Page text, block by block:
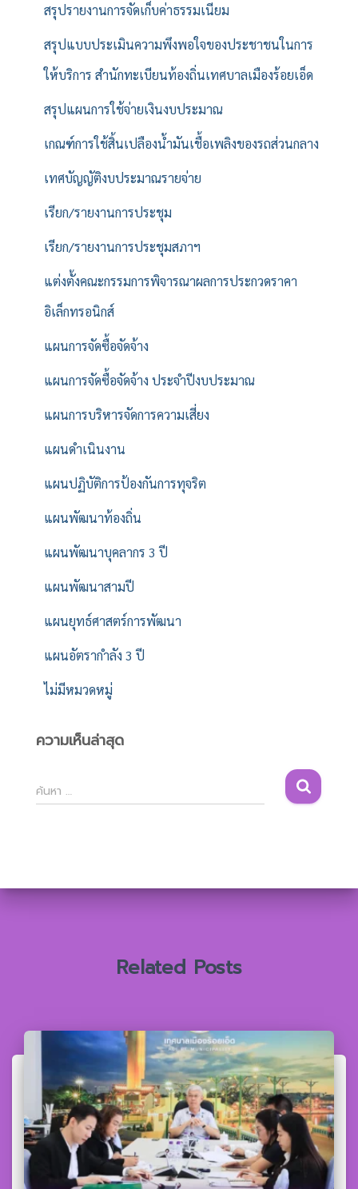
สรุปรายงานการจัดเก็บค่าธรรมเนียม
สรุปแบบประเมินความพึงพอใจของประชาชนในการ
ให้บริการ สำนักทะเบียนท้องถิ่นเทศบาลเมืองร้อยเอ็ด
สรุปแผนการใช้จ่ายเงินงบประมาณ
เกณฑ์การใช้สิ้นเปลืองน้ำมันเชื้อเพลิงของรถส่วนกลาง
เทศบัญญัติงบประมาณรายจ่าย
เรียก/รายงานการประชุม
เรียก/รายงานการประชุมสภาฯ
แต่งตั้งคณะกรรมการพิจารณาผลการประกวดราคา
อิเล็กทรอนิกส์
แผนการจัดซื้อจัดจ้าง
แผนการจัดซื้อจัดจ้าง ประจำปีงบประมาณ
แผนการบริหารจัดการความเสี่ยง
แผนดำเนินงาน
แผนปฏิบัติการป้องกันการทุจริต
แผนพัฒนาท้องถิ่น
แผนพัฒนาบุคลากร 3 ปี
แผนพัฒนาสามปี
แผนยุทธ์ศาสตร์การพัฒนา
แผนอัตรากำลัง 3 ปี
ไม่มีหมวดหมู่
ความเห็นล่าสุด
ค้
น
ห
ค้นหา …
Related Posts